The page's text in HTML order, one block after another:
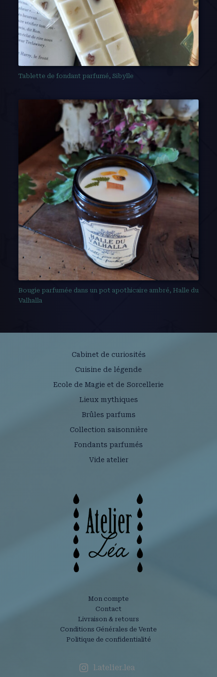
Tablette de fondant parfumé, Sibylle
Bougie parfumée dans un pot apothicaire ambré, Halle du
Valhalla
Cabinet de curiosités
Cuisine de légende
Ecole de Magie et de Sorcellerie
Lieux mythiques
Brûles parfums
Collection saisonnière
Fondants parfumés
Vide atelier
Mon compte
Contact
Livraison & retours
Conditions Générales de Vente
Politique de confidentialité
l.atelier.lea